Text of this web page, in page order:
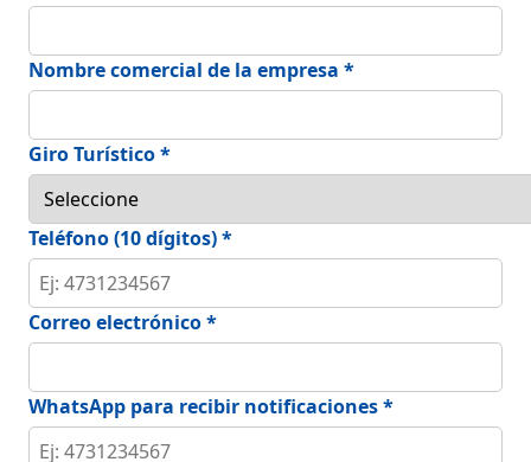
Nombre comercial de la empresa *
Giro Turístico *
Teléfono (10 dígitos) *
Correo electrónico *
WhatsApp para recibir notificaciones *